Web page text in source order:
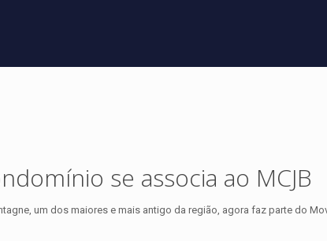
se associa ao MCJB
um dos maiores e mais antigo da região, agora faz parte do